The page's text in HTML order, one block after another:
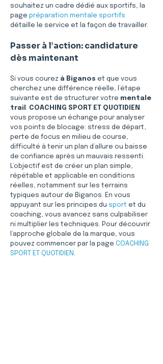
souhaitez un cadre dédié aux sportifs, la
page préparation mentale sportifs
détaille le service et la façon de travailler.
Passer à l’action: candidature
dès maintenant
Si vous courez à Biganos et que vous
cherchez une différence réelle, l’étape
suivante est de structurer votre mentale
trail . COACHING SPORT ET QUOTIDIEN
vous propose un échange pour analyser
vos points de blocage: stress de départ,
perte de focus en milieu de course,
difficulté à tenir un plan d’allure ou baisse
de confiance après un mauvais ressenti.
L’objectif est de créer un plan simple,
répétable et applicable en conditions
réelles, notamment sur les terrains
typiques autour de Biganos. En vous
appuyant sur les principes du sport et du
coaching, vous avancez sans culpabiliser
ni multiplier les techniques. Pour découvrir
l’approche globale de la marque, vous
pouvez commencer par la page COACHING
SPORT ET QUOTIDIEN .